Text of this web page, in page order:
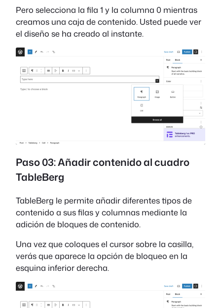
Pero selecciona la fila 1 y la columna 0 mientras
creamos una caja de contenido. Usted puede ver
el diseño se ha creado al instante.
Paso 03: Añadir contenido al cuadro
TableBerg
TableBerg le permite añadir diferentes tipos de
contenido a sus filas y columnas mediante la
adición de bloques de contenido.
Una vez que coloques el cursor sobre la casilla,
verás que aparece la opción de bloqueo en la
esquina inferior derecha.